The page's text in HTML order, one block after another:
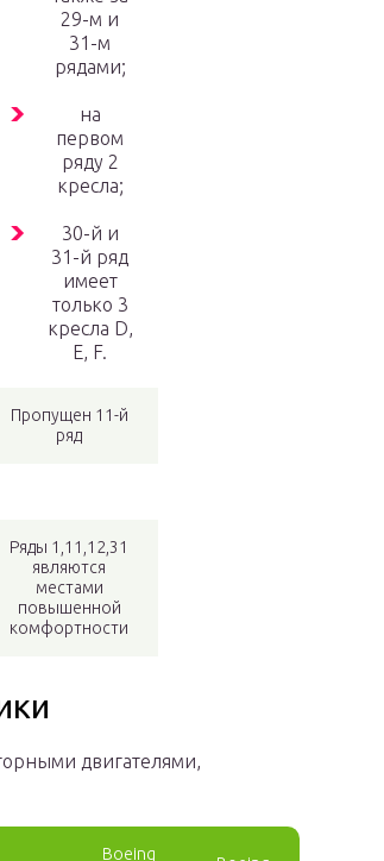
29-м и
31-м
рядами;
на
первом
ряду 2
кресла;
30-й и
31-й ряд
имеет
только 3
кресла D,
E, F.
Пропущен 11-й
ряд
Ряды 1,11,12,31
являются
местами
повышенной
комфортности
двигателями,
Boeing